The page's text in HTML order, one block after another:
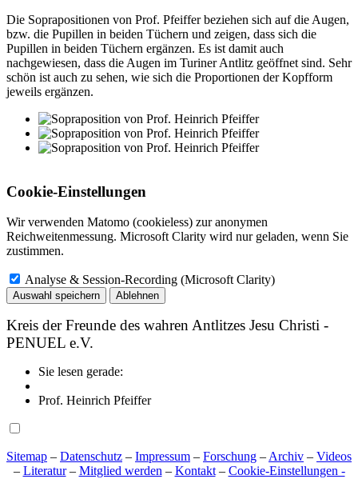
Die Soprapositionen von Prof. Pfeiffer beziehen sich auf die Augen,
bzw. die Pupillen in beiden Tüchern und zeigen, dass sich die
Pupillen in beiden Tüchern ergänzen. Es ist damit auch
nachgewiesen, dass die Augen im Turiner Antlitz geöffnet sind. Sehr
schön ist auch zu sehen, wie sich die Proportionen der Kopfform
jeweils ergänzen.
Cookie-Einstellungen
Wir verwenden Matomo (cookieless) zur anonymen
Reichweitenmessung. Microsoft Clarity wird nur geladen, wenn Sie
zustimmen.
Analyse & Session-Recording (Microsoft Clarity)
Auswahl speichern Ablehnen
Kreis der Freunde des wahren Antlitzes Jesu Christi -
PENUEL e.V.
Sie lesen gerade:
Prof. Heinrich Pfeiffer
Sitemap – Datenschutz – Impressum – Forschung – Archiv – Videos
– Literatur– Mitglied werden – Kontakt– Cookie‑Einstellungen -